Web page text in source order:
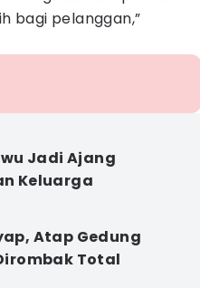
bagi pelanggan,”
Jadi Ajang
Keluarga
Atap Gedung
Total